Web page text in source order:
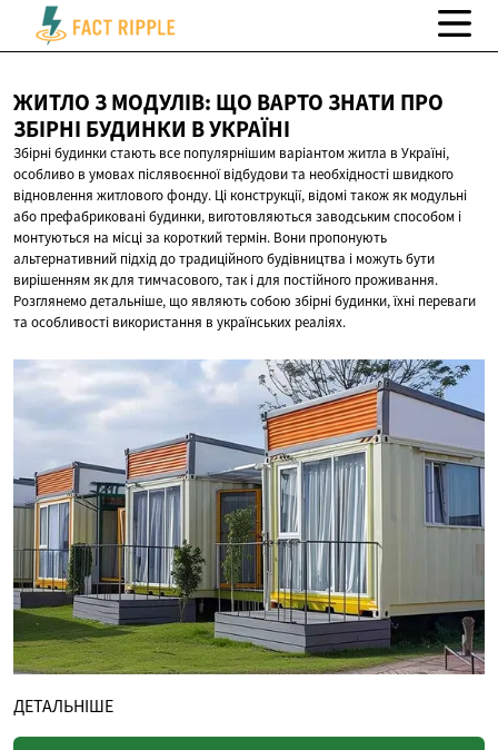
ЖИТЛО З МОДУЛІВ: ЩО ВАРТО ЗНАТИ ПРО
ЗБІРНІ БУДИНКИ В УКРАЇНІ
Збірні будинки стають все популярнішим варіантом житла в Україні,
особливо в умовах післявоєнної відбудови та необхідності швидкого
відновлення житлового фонду. Ці конструкції, відомі також як модульні
або префабриковані будинки, виготовляються заводським способом і
монтуються на місці за короткий термін. Вони пропонують
альтернативний підхід до традиційного будівництва і можуть бути
вирішенням як для тимчасового, так і для постійного проживання.
Розглянемо детальніше, що являють собою збірні будинки, їхні переваги
та особливості використання в українських реаліях.
ДЕТАЛЬНІШЕ